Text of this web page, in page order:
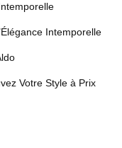
Intemporelle
Votre Style à Prix